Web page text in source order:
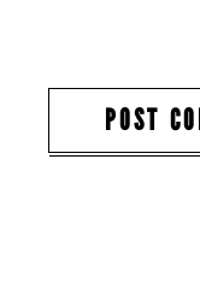
POST